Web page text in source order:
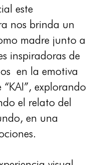
este
nos brinda un
madre junto a
inspiradoras de
en la emotiva
explorando
el relato del
en una